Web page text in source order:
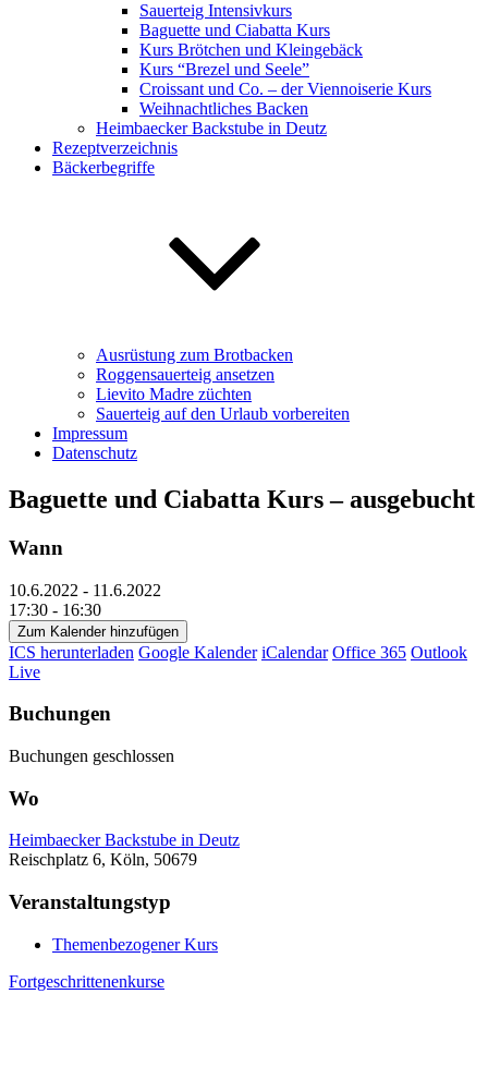
Sauerteig Intensivkurs
Baguette und Ciabatta Kurs
Kurs Brötchen und Kleingebäck
Kurs “Brezel und Seele”
Croissant und Co. – der Viennoiserie Kurs
Weihnachtliches Backen
Heimbaecker Backstube in Deutz
Rezeptverzeichnis
Bäckerbegriffe
Ausrüstung zum Brotbacken
Roggensauerteig ansetzen
Lievito Madre züchten
Sauerteig auf den Urlaub vorbereiten
Impressum
Datenschutz
Baguette und Ciabatta Kurs – ausgebucht
Wann
10.6.2022 - 11.6.2022
17:30 - 16:30
Zum Kalender hinzufügen
ICS herunterladen Google Kalender iCalendar Office 365 Outlook
Live
Buchungen
Buchungen geschlossen
Wo
Heimbaecker Backstube in Deutz
Reischplatz 6, Köln, 50679
Veranstaltungstyp
Themenbezogener Kurs
Fortgeschrittenenkurse